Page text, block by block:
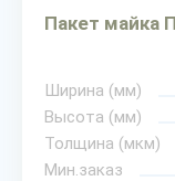
Пакет майка
Ширина (мм)
Высота (мм)
Толщина (мкм)
Мин.заказ